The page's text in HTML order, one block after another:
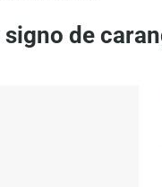
signo de